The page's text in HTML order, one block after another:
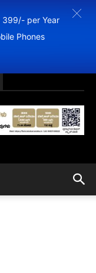
399/- per Year
Phones